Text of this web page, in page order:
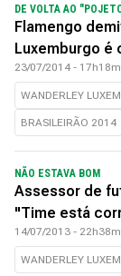
DE VOLTA AO
Flamengo
Luxemburgo é
23/07/2014 -
WANDERLEY
BRASILEIRÃO 2014
NÃO ESTAVA BOM
Assessor de
"Time está
14/07/2013 -
WANDERLEY